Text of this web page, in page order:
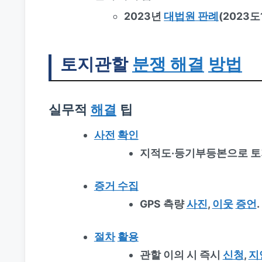
2023년 대법원 판례 (2023도
토지관할 분쟁 해결 방법
실무적 해결 팁
사전 확인
지적도·등기부등본으로
증거 수집
GPS 측량사진, 이웃 증언 .
절차 활용
관할 이의 시 즉시 신청, 지